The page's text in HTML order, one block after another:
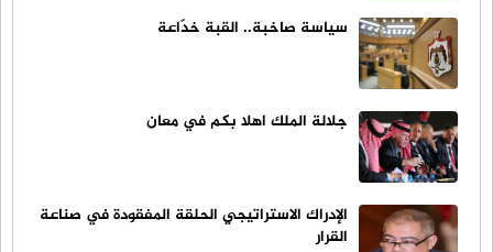
سياسة صاخبة.. القبة خدّاعة
جلالة الملك اهلا بكم في معان
الإدراك الاستراتيجي الحلقة المفقودة في صناعة
القرار